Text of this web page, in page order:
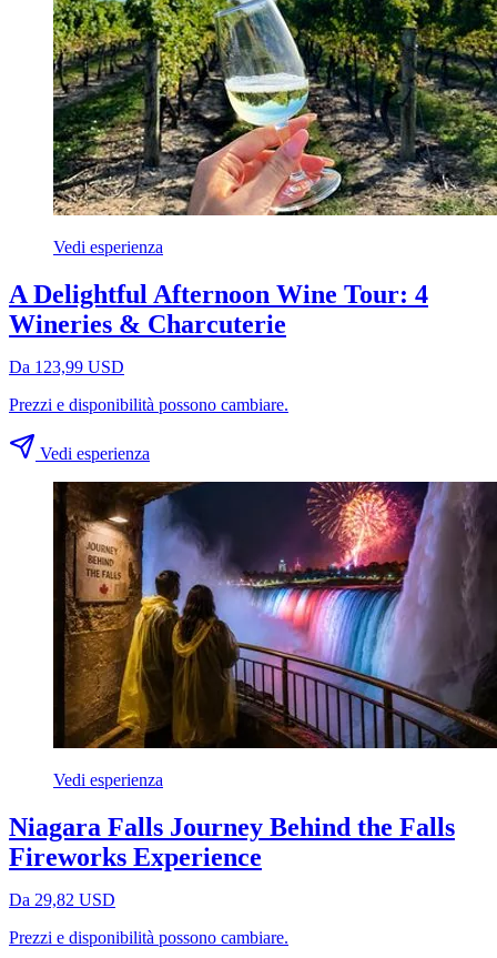
Vedi esperienza
A Delightful Afternoon Wine Tour: 4
Wineries & Charcuterie
Da 123,99 USD
Prezzi e disponibilità possono cambiare.
Vedi esperienza
Vedi esperienza
Niagara Falls Journey Behind the Falls
Fireworks Experience
Da 29,82 USD
Prezzi e disponibilità possono cambiare.